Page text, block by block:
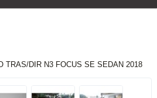
TRAS/DIR N3 FOCUS SE SEDAN 2018